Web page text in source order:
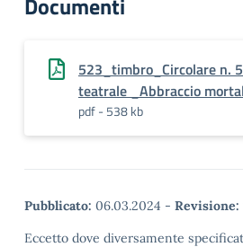
523_timbro_Circolare n.
teatrale _Abbraccio
pdf - 538 kb
Pubblicato: 06.03.2024 - Revisione:
Eccetto dove diversamente